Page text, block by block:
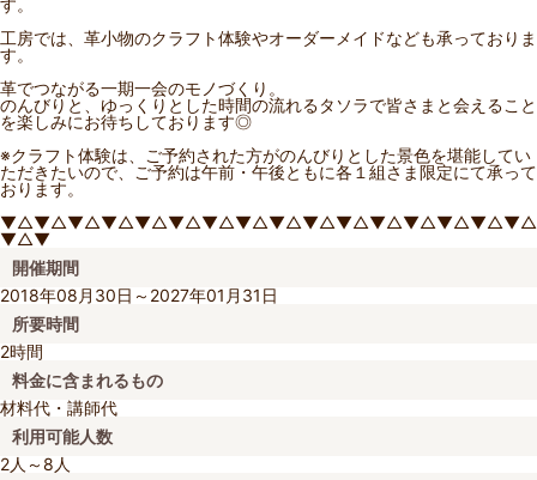
工房では、革小物のクラフト体験やオーダーメイドなども承っておりま
す。
革でつながる一期一会のモノづくり。
のんびりと、ゆっくりとした時間の流れるタソラで皆さまと会えること
を楽しみにお待ちしております◎
※クラフト体験は、ご予約された方がのんびりとした景色を堪能してい
ただきたいので、ご予約は午前・午後ともに各１組さま限定にて承って
おります。
▼△▼△▼△▼△▼△▼△▼△▼△▼△▼△▼△▼△▼△▼△▼△▼△
▼△▼
開催期間
2018年08月30日～2027年01月31日
所要時間
2時間
料金に含まれるもの
材料代・講師代
利用可能人数
2人～8人